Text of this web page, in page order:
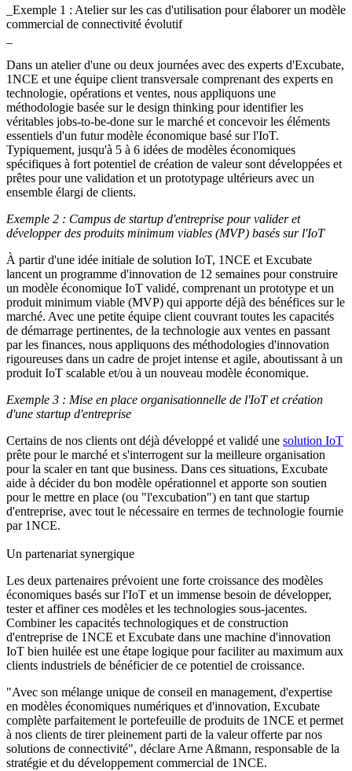
_Exemple 1 : Atelier sur les cas d'utilisation pour élaborer un modèle
commercial de connectivité évolutif
Dans un atelier d'une ou deux journées avec des experts d'Excubate,
1NCE et une équipe client transversale comprenant des experts en
technologie, opérations et ventes, nous appliquons une
méthodologie basée sur le design thinking pour identifier les
véritables jobs-to-be-done sur le marché et concevoir les éléments
essentiels d'un futur modèle économique basé sur l'IoT.
Typiquement, jusqu'à 5 à 6 idées de modèles économiques
spécifiques à fort potentiel de création de valeur sont développées et
prêtes pour une validation et un prototypage ultérieurs avec un
ensemble élargi de clients.
Exemple 2 : Campus de startup d'entreprise pour valider et
développer des produits minimum viables (MVP) basés sur l'IoT
À partir d'une idée initiale de solution IoT, 1NCE et Excubate
lancent un programme d'innovation de 12 semaines pour construire
un modèle économique IoT validé, comprenant un prototype et un
produit minimum viable (MVP) qui apporte déjà des bénéfices sur le
marché. Avec une petite équipe client couvrant toutes les capacités
de démarrage pertinentes, de la technologie aux ventes en passant
par les finances, nous appliquons des méthodologies d'innovation
rigoureuses dans un cadre de projet intense et agile, aboutissant à un
produit IoT scalable et/ou à un nouveau modèle économique.
Exemple 3 : Mise en place organisationnelle de l'IoT et création
d'une startup d'entreprise
Certains de nos clients ont déjà développé et validé une solution IoT
prête pour le marché et s'interrogent sur la meilleure organisation
pour la scaler en tant que business. Dans ces situations, Excubate
aide à décider du bon modèle opérationnel et apporte son soutien
pour le mettre en place (ou "l'excubation") en tant que startup
d'entreprise, avec tout le nécessaire en termes de technologie fournie
par 1NCE.
Un partenariat synergique
Les deux partenaires prévoient une forte croissance des modèles
économiques basés sur l'IoT et un immense besoin de développer,
tester et affiner ces modèles et les technologies sous-jacentes.
Combiner les capacités technologiques et de construction
d'entreprise de 1NCE et Excubate dans une machine d'innovation
IoT bien huilée est une étape logique pour faciliter au maximum aux
clients industriels de bénéficier de ce potentiel de croissance.
"Avec son mélange unique de conseil en management, d'expertise
en modèles économiques numériques et d'innovation, Excubate
complète parfaitement le portefeuille de produits de 1NCE et permet
à nos clients de tirer pleinement parti de la valeur offerte par nos
solutions de connectivité", déclare Arne Aßmann, responsable de la
stratégie et du développement commercial de 1NCE.